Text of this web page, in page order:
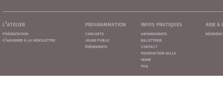
l'atelier
présentation
s'abonner à la newsletter
programmation
concerts
jeune public
événements
infos pratiques
abonnements
billetterie
contact
reservation salle
venir
faq
aide